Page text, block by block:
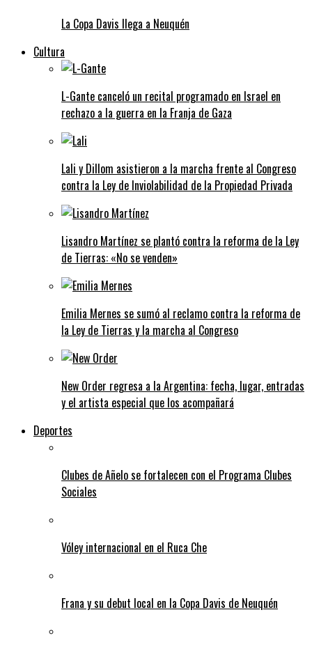
La Copa Davis llega a Neuquén
Cultura
L-Gante canceló un recital programado en Israel en
rechazo a la guerra en la Franja de Gaza
Lali y Dillom asistieron a la marcha frente al Congreso
contra la Ley de Inviolabilidad de la Propiedad Privada
Lisandro Martínez se plantó contra la reforma de la Ley
de Tierras: «No se venden»
Emilia Mernes se sumó al reclamo contra la reforma de
la Ley de Tierras y la marcha al Congreso
New Order regresa a la Argentina: fecha, lugar, entradas
y el artista especial que los acompañará
Deportes
Clubes de Añelo se fortalecen con el Programa Clubes
Sociales
Vóley internacional en el Ruca Che
Frana y su debut local en la Copa Davis de Neuquén